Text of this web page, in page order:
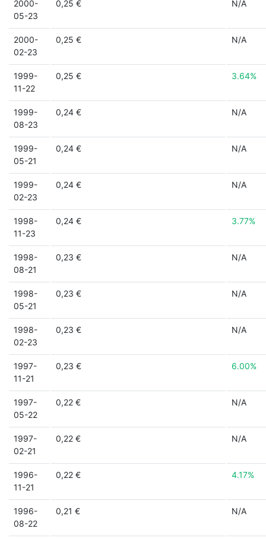
2000-
05-23
0,25 € N/A
2000-
02-23
0,25 € N/A
1999-
11-22
0,25 € 3.64%
1999-
08-23
0,24 € N/A
1999-
05-21
0,24 € N/A
1999-
02-23
0,24 € N/A
1998-
11-23
0,24 € 3.77%
1998-
08-21
0,23 € N/A
1998-
05-21
0,23 € N/A
1998-
02-23
0,23 € N/A
1997-
11-21
0,23 € 6.00%
1997-
05-22
0,22 € N/A
1997-
02-21
0,22 € N/A
1996-
11-21
0,22 € 4.17%
1996-
08-22
0,21 € N/A